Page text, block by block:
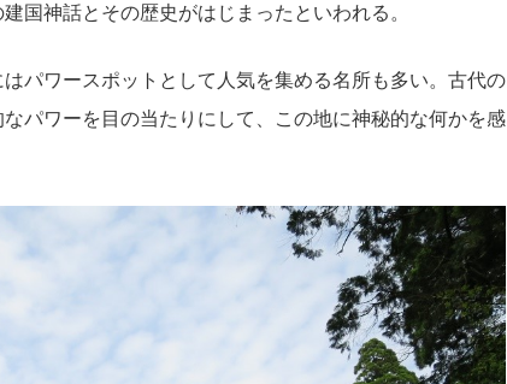
国神話とその歴史がはじまったといわれる。
パワースポットとして人気を集める名所も多い。古代の
パワーを目の当たりにして、この地に神秘的な何かを感